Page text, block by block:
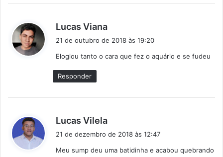
Lucas Viana
s
21 de outubro de 2018 às 19:20
Elogiou tanto o cara que fez o aquário e se fudeu
Responder
Lucas Vilela
s
21 de dezembro de 2018 às 12:47
Meu sump deu uma batidinha e acabou quebrando